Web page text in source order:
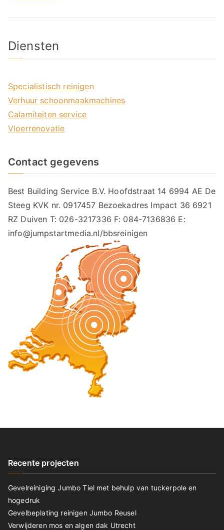
Diensten
Specialistisch reinigen
Verhuur schoonmaakmachines
Calamiteiten service
Vloerrenovatie
Contact gegevens
Best Building Service B.V. Hoofdstraat 14 6994 AE De
Steeg KVK nr. 0917457 Bezoekadres Impact 36 6921
RZ Duiven T: 026-3217336 F: 084-7136836 E:
info@jumpstartmedia.nl/bbsreinigen
Recente projecten
Gevelreiniging Jumbo Tiel met behulp van tuckerpole en
hogedruk
Gevelbeplating reinigen Jumbo Reusel
Verwijderen mos en algen dak Utrecht